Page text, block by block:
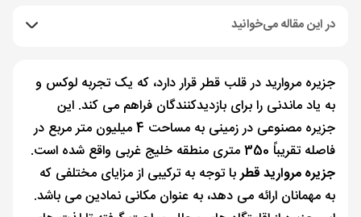
در این مقاله می‌خوانید
جزیره مروارید در قلب قطر قرار دارد، که یک تجربه لوکس و
به یاد ماندنی را برای بازدیدکنندگان فراهم می کند. این
جزیره مصنوعی در زمینی به مساحت 4 میلیون متر مربع در
فاصله تقریباً 350 متری منطقه خلیج غربی واقع شده است.
جزیره مروارید قطربا توجه به ترکیبی از مزایای مختلفی که
به مهمانان ارائه می دهد، به عنوان مکانی نمادین می باشد.